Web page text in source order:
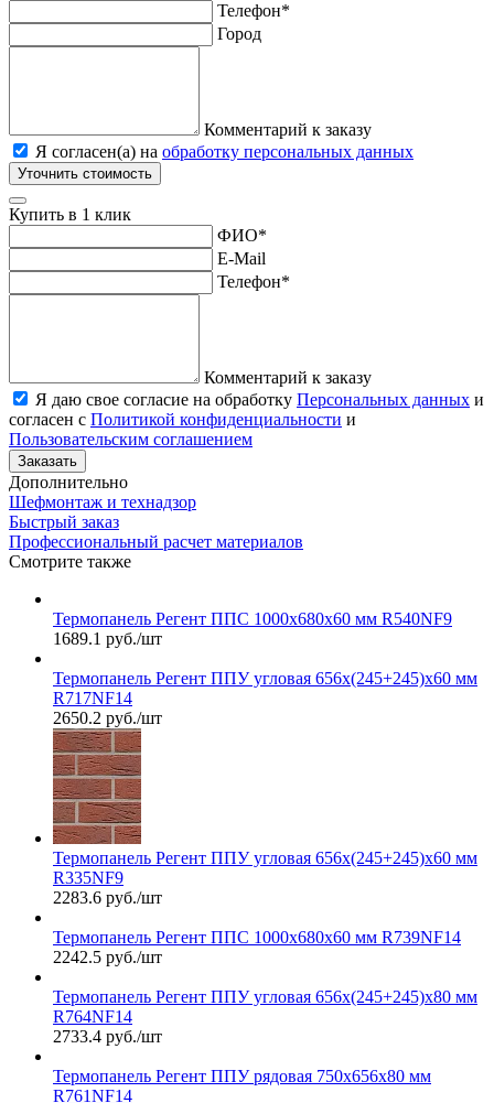
Телефон*
Город
Комментарий к заказу
Я согласен(а) на обработку персональных данных
Уточнить стоимость
Купить в 1 клик
ФИО*
E-Mail
Телефон*
Комментарий к заказу
Я даю свое согласие на обработку Персональных данных и
согласен с Политикой конфиденциальности и
Пользовательским соглашением
Заказать
Дополнительно
Шефмонтаж и технадзор
Быстрый заказ
Профессиональный расчет материалов
Смотрите также
Термопанель Регент ППС 1000х680х60 мм R540NF9
1689.1 руб./шт
Термопанель Регент ППУ угловая 656х(245+245)х60 мм
R717NF14
2650.2 руб./шт
Термопанель Регент ППУ угловая 656х(245+245)х60 мм
R335NF9
2283.6 руб./шт
Термопанель Регент ППС 1000х680х60 мм R739NF14
2242.5 руб./шт
Термопанель Регент ППУ угловая 656х(245+245)х80 мм
R764NF14
2733.4 руб./шт
Термопанель Регент ППУ рядовая 750х656х80 мм
R761NF14